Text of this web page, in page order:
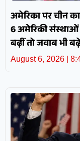
अमेरिका पर चीन का
6 अमेरिकी संस्थाओं
बढ़ीं तो जवाब भी
August 6, 2026